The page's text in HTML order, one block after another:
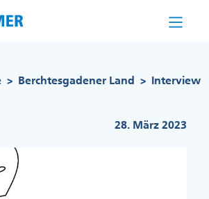
> Berchtesgadener Land > Interview
28. März 2023